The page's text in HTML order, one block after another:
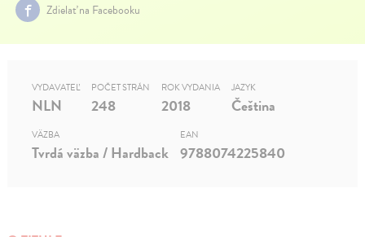
Zdielať na Facebooku
VYDAVATEĽ
NLN
POČET STRÁN
248
ROK VYDANIA
2018
JAZYK
Čeština
VÄZBA
Tvrdá väzba / Hardback
EAN
9788074225840